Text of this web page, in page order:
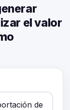
el valor
de